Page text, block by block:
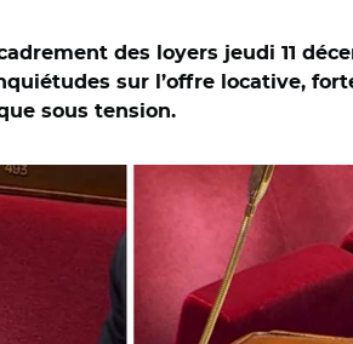
des loyers jeudi 11
sur l’offre locative,
sous tension.